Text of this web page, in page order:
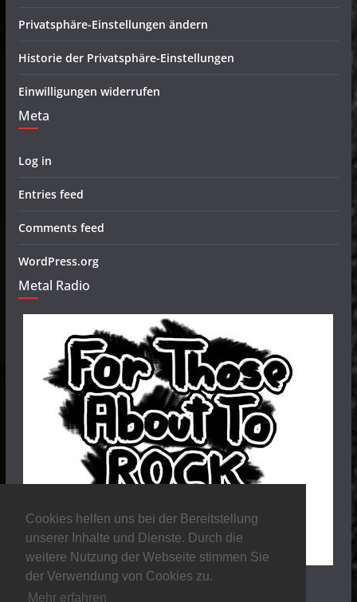
Cookies helfen uns bei der Bereitstellung
unserer Inhalte und Dienste. Durch die
weitere Nutzung der Webseite stimmen Sie
der Verwendung von Cookies zu.
Mehr erfahren
Privatsphäre-Einstellungen ändern
Historie der Privatsphäre-Einstellungen
Einwilligungen widerrufen
Meta
Log in
Entries feed
Comments feed
WordPress.org
Metal Radio